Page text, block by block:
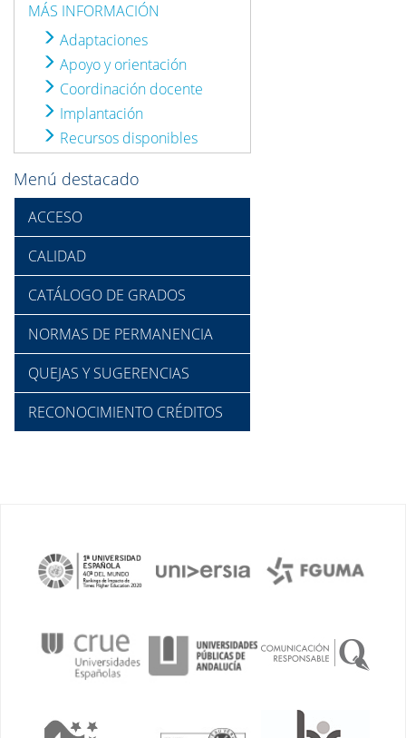
MÁS INFORMACIÓN
Adaptaciones
Apoyo y orientación
Coordinación docente
Implantación
Recursos disponibles
Menú destacado
ACCESO
CALIDAD
CATÁLOGO DE GRADOS
NORMAS DE PERMANENCIA
QUEJAS Y SUGERENCIAS
RECONOCIMIENTO CRÉDITOS